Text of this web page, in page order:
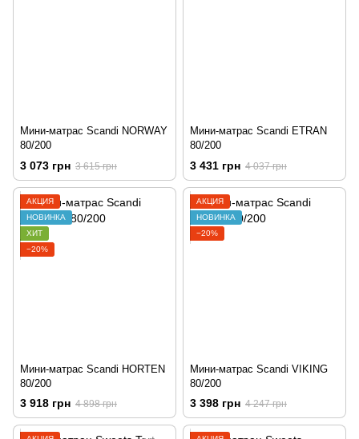
Мини-матрас Scandi NORWAY
80/200
3 073 грн 3 615 грн
Мини-матрас Scandi ETRAN
80/200
3 431 грн 4 037 грн
АКЦИЯ
НОВИНКА
ХИТ
−20%
Мини-матрас Scandi HORTEN
80/200
3 918 грн 4 898 грн
АКЦИЯ
НОВИНКА
−20%
Мини-матрас Scandi VIKING
80/200
3 398 грн 4 247 грн